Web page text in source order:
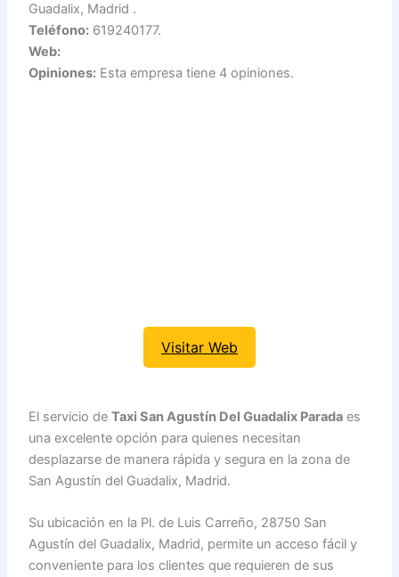
Guadalix, Madrid .
Teléfono: 619240177.
Web:
Opiniones: Esta empresa tiene 4 opiniones.
Visitar Web
El servicio deTaxi San Agustín Del Guadalix Parada es
una excelente opción para quienes necesitan
desplazarse de manera rápida y segura en la zona de
San Agustín del Guadalix, Madrid.
Su ubicación en la Pl. de Luis Carreño, 28750 San
Agustín del Guadalix, Madrid, permite un acceso fácil y
conveniente para los clientes que requieren de sus